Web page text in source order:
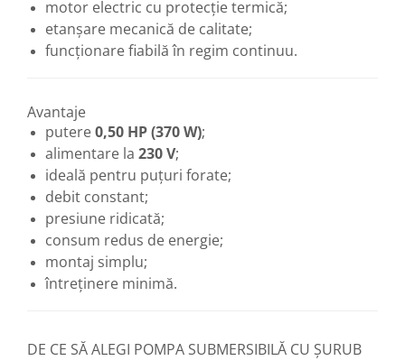
motor electric cu protecție termică;
etanșare mecanică de calitate;
funcționare fiabilă în regim continuu.
Avantaje
putere0,50 HP (370 W);
alimentare la 230 V;
ideală pentru puțuri forate;
debit constant;
presiune ridicată;
consum redus de energie;
montaj simplu;
întreținere minimă.
DE CE SĂ ALEGI POMPA SUBMERSIBILĂ CU ȘURUB